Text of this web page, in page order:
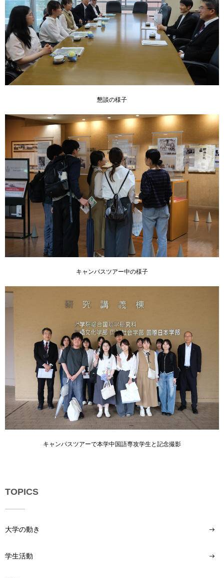
ト
マ
プ
懇談の様子
キャンパスツアー中の様子
キャンパスツアーで本学中国語専攻学生と記念撮影
TOPICS
大学の動き
学生活動